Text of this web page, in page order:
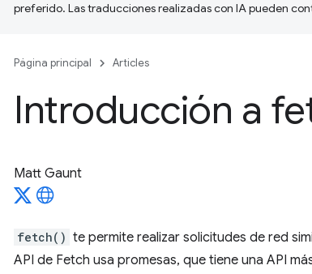
preferido. Las traducciones realizadas con IA pueden
Página principal Articles
Introducción a
Matt Gaunt
fetch() te permite realizar solicitudes de red
API de Fetch usa promesas, que tiene una API